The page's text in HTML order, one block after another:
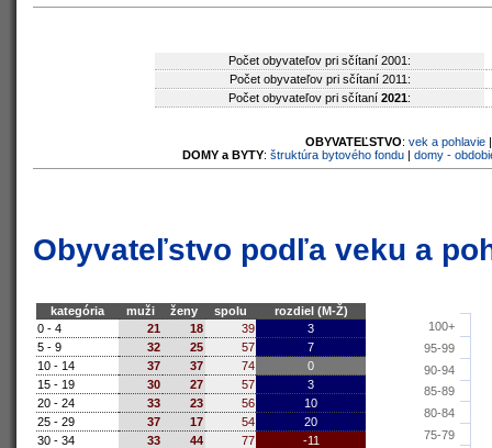
Počet obyvateľov pri sčítaní 2001:
Počet obyvateľov pri sčítaní 2011:
Počet obyvateľov pri sčítaní 2021:
OBYVATEĽSTVO: vek a pohlavie
DOMY a BYTY: štruktúra bytového fondu| domy -
Obyvateľstvo podľa veku a
kategória muži ženy spolu
rozdiel (M-Ž)
0 - 4
21 18 39
3
5 - 9
32 25 57
7
10 - 14
37 37 74
0
15 - 19
30 27 57
3
20 - 24
33 23 56
10
25 - 29
37 17 54
20
30 - 34
33 44 77
-11
75-79
80-84
85-89
90-94
95-99
100+